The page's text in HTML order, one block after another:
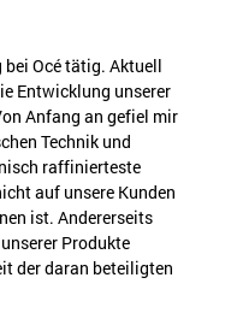
Océ tätig. Aktuell
Entwicklung unserer
Anfang an gefiel mir
Technik und
raffinierteste
auf unsere Kunden
ist. Andererseits
Produkte
der daran beteiligten